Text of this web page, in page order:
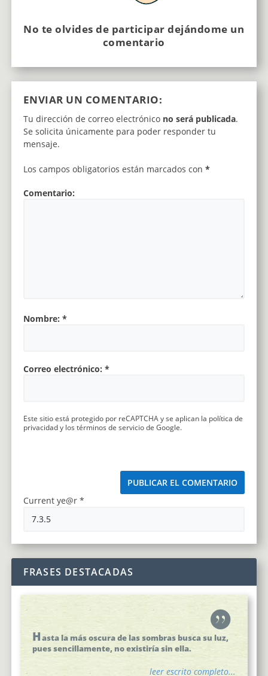
No te olvides de participar dejándome un
comentario
ENVIAR UN COMENTARIO:
Tu dirección de correo electrónico no será publicada.
Se solicita únicamente para poder responder tu
mensaje.
Los campos obligatorios están marcados con *
Comentario:
Nombre: *
Correo electrónico: *
Este sitio está protegido por reCAPTCHA y se aplican la política de
privacidady los términos de serviciode Google.
Current ye@r *
FRASES DESTACADAS
Hasta la más oscura de las sombras busca su luz,
pues sencillamente, no existiría sin ella.
leer escrito completo...